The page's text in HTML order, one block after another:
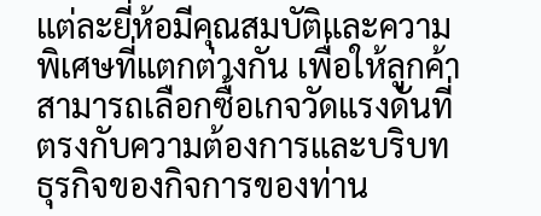
แต่ละยี่ห้อมีคุณสมบัติและความ
พิเศษที่แตกต่างกัน เพื่อให้ลูกค้า
สามารถเลือกซื้อเกจวัดแรงดันที่
ตรงกับความต้องการและบริบท
ธุรกิจของกิจการของท่าน